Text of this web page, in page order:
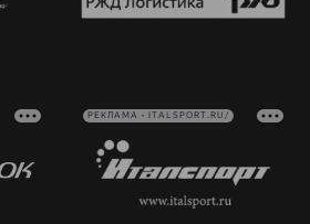
РЕКЛАМА • ITALSPORT.RU/